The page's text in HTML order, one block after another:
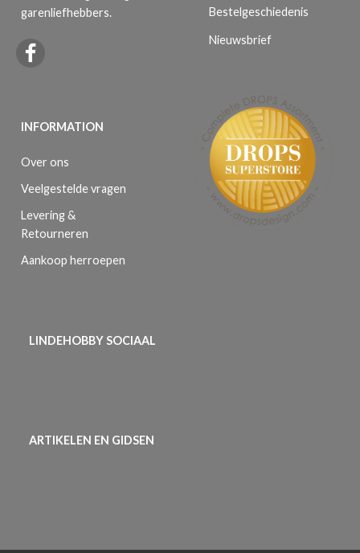
garenliefhebbers.
INFORMATION
Over ons
Veelgestelde vragen
Levering &
Retourneren
Aankoop herroepen
Bestelgeschiedenis
Nieuwsbrief
LINDEHOBBY SOCIAAL
ARTIKELEN EN GIDSEN